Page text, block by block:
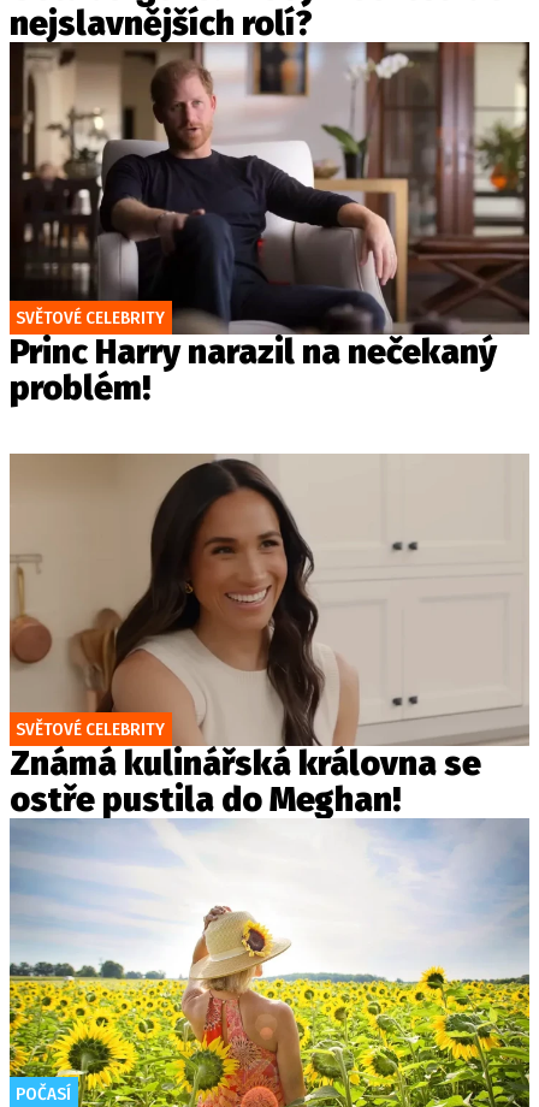
nejslavnějších rolí?
SVĚTOVÉ CELEBRITY
Princ Harry narazil na nečekaný
problém!
SVĚTOVÉ CELEBRITY
Známá kulinářská královna se
ostře pustila do Meghan!
POČASÍ